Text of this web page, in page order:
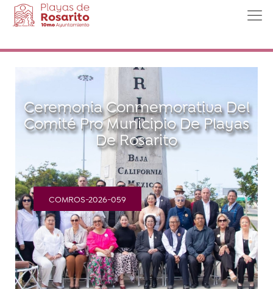
Ceremonia Conmemorativa Del
Comité Pro Municipio De Playas
De Rosarito
COMROS-2026-059